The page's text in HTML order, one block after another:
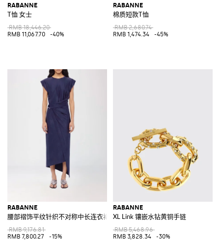
RABANNE
T恤 女士
RMB 18,446.20
RMB 11,067.70
-40%
RABANNE
棉质短款T恤
RMB 2,680.74
RMB 1,474.34
-45%
RABANNE
腰部褶饰平纹针织不对称中长连衣裙
RMB 9,176.81
RMB 7,800.27
-15%
RABANNE
XL Link 镶嵌水钻黄铜手链
RMB 5,468.96
RMB 3,828.34
-30%